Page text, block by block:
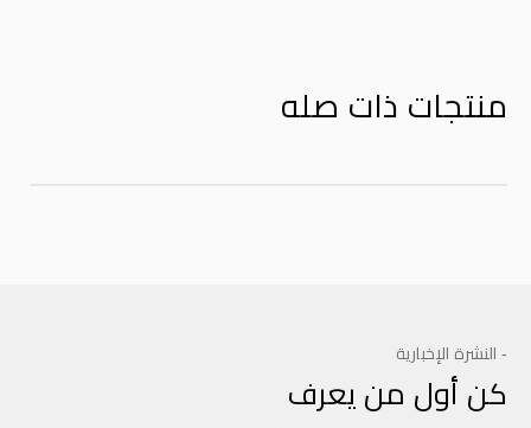
منتجات ذات صله
- النشرة الإخبارية
كن أول من يعرف